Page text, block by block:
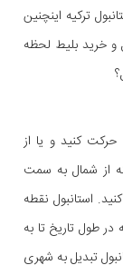
ترکیه اینچنین
و خرید بلیط لحظه
کنید و یا از
از شمال به سمت
استانبول نقطه
طول تاریخ تا به
تبدیل به شهری